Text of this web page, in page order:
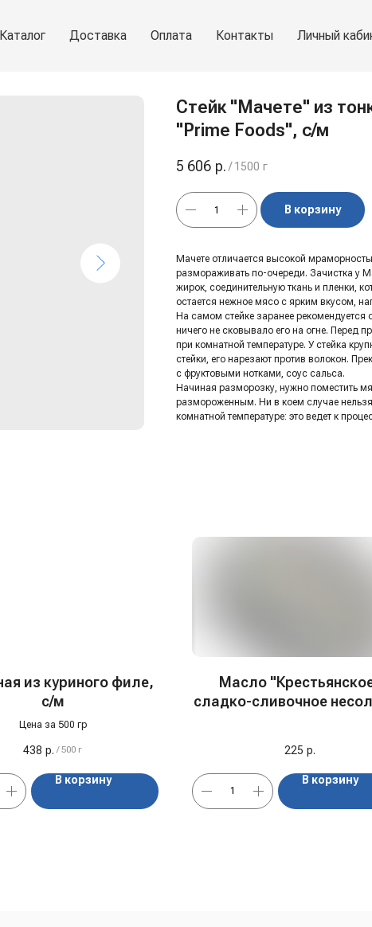
Каталог Доставка Оплата Контакты Личный
Стейк "Мачете" из
"Prime Foods", с/м
5 606 р. / 1500 г
В корзину
Мачете отличается высокой
размораживать по-очереди. Зачистка у
жирок, соединительную ткань и пленки,
остается нежное мясо с ярким вкусом,
На самом стейке заранее рекомендуется
ничего не сковывало его на огне. Перед
при комнатной температуре. У стейка
стейки, его нарезают против волокон.
с фруктовыми нотками, соус сальса.
Начиная разморозку, нужно поместить
размороженным. Ни в коем случае нельзя
комнатной температуре: это ведет к
из куриного филе,
с/м
Цена за 500 гр
438 р. / 500 г
В корзину
Масло
сладко-сливочное
225 р.
В корзину